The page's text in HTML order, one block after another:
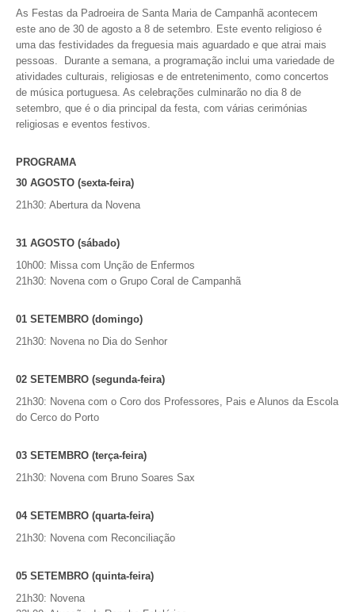
VÍDEOS
AUTARQUIA
CONSTITUIÇÃO
PRESIDENTE
ASSEMBLEIA DE FREGUESIA
GRAVAÇÕES DAS REUNIÕES PÚBLICAS DO EXECUTIVO
ATAS E DOCUMENTOS DA ASSEMBLEIA
EDITAIS
PLANO E ORÇAMENTO
RELATÓRIO E CONTAS
RECRUTAMENTO PESSOAL
CÓDIGO DE CONDUTA
ORÇAMENTO COLABORATIVO
SUBVENÇÕES PÚBLICAS
As Festas da Padroeira de Santa Maria de Campanhã acontecem
este ano de 30 de agosto a 8 de setembro. Este evento religioso é
uma das festividades da freguesia mais aguardado e que atrai mais
pessoas. Durante a semana, a programação inclui uma variedade de
atividades culturais, religiosas e de entretenimento, como concertos
de música portuguesa. As celebrações culminarão no dia 8 de
setembro, que é o dia principal da festa, com várias cerimónias
religiosas e eventos festivos.
PROGRAMA
30 AGOSTO (sexta-feira)
21h30: Abertura da Novena
31 AGOSTO (sábado)
10h00: Missa com Unção de Enfermos
21h30: Novena com o Grupo Coral de Campanhã
01 SETEMBRO (domingo)
21h30: Novena no Dia do Senhor
02 SETEMBRO (segunda-feira)
21h30: Novena com o Coro dos Professores, Pais e Alunos da Escola
do Cerco do Porto
03 SETEMBRO (terça-feira)
21h30: Novena com Bruno Soares Sax
04 SETEMBRO (quarta-feira)
21h30: Novena com Reconciliação
05 SETEMBRO (quinta-feira)
21h30: Novena